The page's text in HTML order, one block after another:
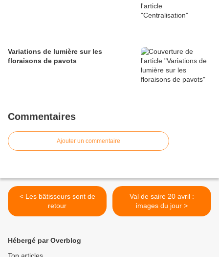
Variations de lumière sur les
floraisons de pavots
Commentaires
Ajouter un commentaire
< Les bâtisseurs sont de
retour
Val de saire 20 avril :
images du jour >
Hébergé par Overblog